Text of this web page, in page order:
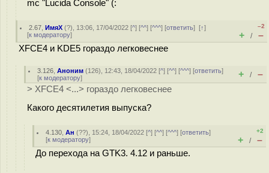
mc "Lucida Console" (:
2.67 ,ИмяХ (?), 13:06, 17/04/2022 [^] [^^] [^^^] [ответить][↑]
[к модератору]
–2
+ / –
XFCE4 и KDE5 гораздо легковеснее
3.126 ,Аноним (126), 12:43, 18/04/2022 [^] [^^] [^^^] [ответить]
[к модератору] + / –
> XFCE4 <...> гораздо легковеснее
Какого десятилетия выпуска?
4.130 ,Ан (??), 15:24, 18/04/2022 [^] [^^] [^^^] [ответить]
[к модератору]
+2
+ / –
До перехода на GTK3. 4.12 и раньше.